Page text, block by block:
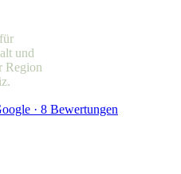
und
Region
· 8 Bewertungen